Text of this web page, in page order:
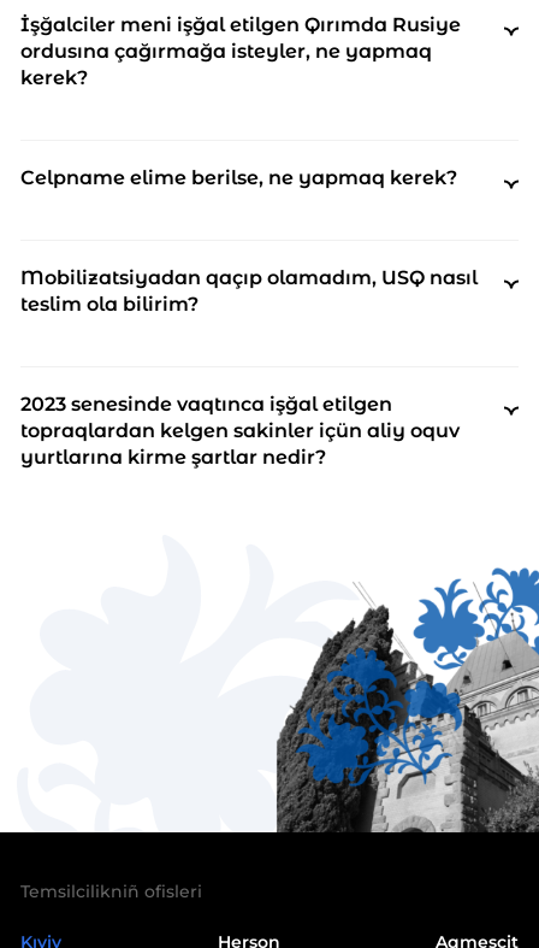
İşğalciler meni işğal etilgen Qırımda Rusiye
ordusına çağırmağa isteyler, ne yapmaq
kerek?
Celpname elime berilse, ne yapmaq kerek?
Mobilizatsiyadan qaçıp olamadım, USQ nasıl
teslim ola bilirim?
2023 senesinde vaqtınca işğal etilgen
topraqlardan kelgen sakinler içün aliy oquv
yurtlarına kirme şartlar nedir?
Temsilcilikniñ ofisleri
Kıyiv Herson Aqmescit